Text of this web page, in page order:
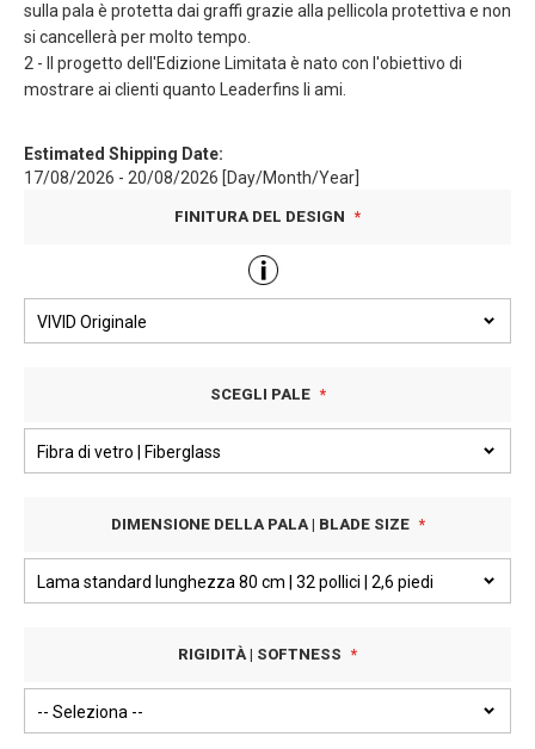
sulla pala è protetta dai graffi grazie alla pellicola protettiva e non
si cancellerà per molto tempo.
2 - Il progetto dell'Edizione Limitata è nato con l'obiettivo di
mostrare ai clienti quanto Leaderfins li ami.
Estimated Shipping Date:
17/08/2026 - 20/08/2026 [Day/Month/Year]
FINITURA DEL DESIGN
SCEGLI PALE
DIMENSIONE DELLA PALA | BLADE SIZE
RIGIDITÀ | SOFTNESS